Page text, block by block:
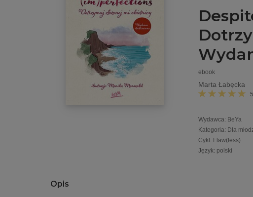
ebook
Marta Łabęcka
Wydawca: BeYa
Kategoria: Dla
Cykl : Flaw(less)
Język: polski
Opis